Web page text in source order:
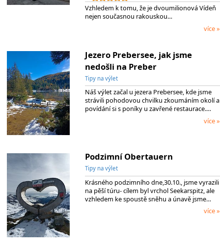
Vzhledem k tomu, že je dvoumilionová Vídeň
nejen současnou rakouskou…
více »
Jezero Prebersee, jak jsme
nedošli na Preber
Tipy na výlet
Náš výlet začal u jezera Prebersee, kde jsme
strávili pohodovou chvilku zkoumáním okolí a
povídání si s poníky u zavřené restaurace.…
více »
Podzimní Obertauern
Tipy na výlet
Krásného podzimního dne,30.10., jsme vyrazili
na pěší túru- cílem byl vrchol Seekarspitz, ale
vzhledem ke spoustě sněhu a únavě jsme…
více »